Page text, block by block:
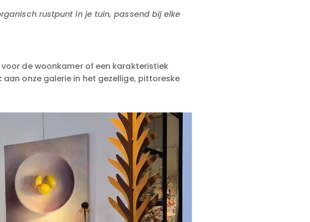
rustpunt in je tuin, passend bij elke
de woonkamer of een karakteristiek
onze galerie in het gezellige, pittoreske